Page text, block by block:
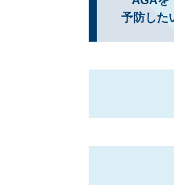
予防した